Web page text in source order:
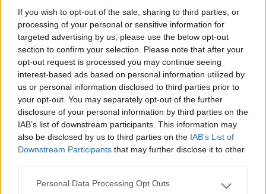
If you wish to opt-out of the sale, sharing to third parties, or
processing of your personal or sensitive information for
targeted advertising by us, please use the below opt-out
section to confirm your selection. Please note that after your
opt-out request is processed you may continue seeing
interest-based ads based on personal information utilized by
us or personal information disclosed to third parties prior to
your opt-out. You may separately opt-out of the further
disclosure of your personal information by third parties on the
IAB’s list of downstream participants. This information may
also be disclosed by us to third parties on the IAB’s List of
Downstream Participants that may further disclose it to other
Please note that this website/app uses one or more Google
Personal Data Processing Opt Outs
Parking Loacker
7 1
Servizi / Posizione
Parcheggio del famoso marchio di biscotti wafer
Loacker, ...
Strassen - 44km
Panzendorf 196